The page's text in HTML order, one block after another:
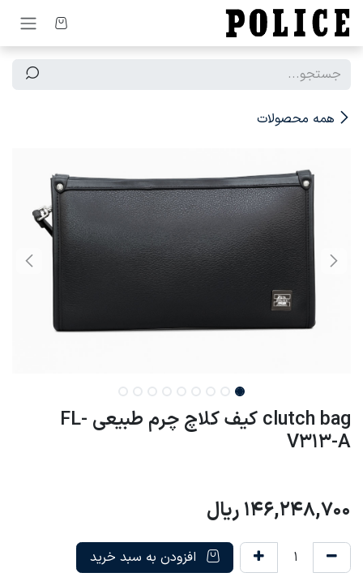
صرف نظر و مشاهده محتوا
همه محصولات
clutch bag کیف کلاچ چرم طبیعی FL-
V313-A
146,248,700 ریال
افزودن به سبد خرید